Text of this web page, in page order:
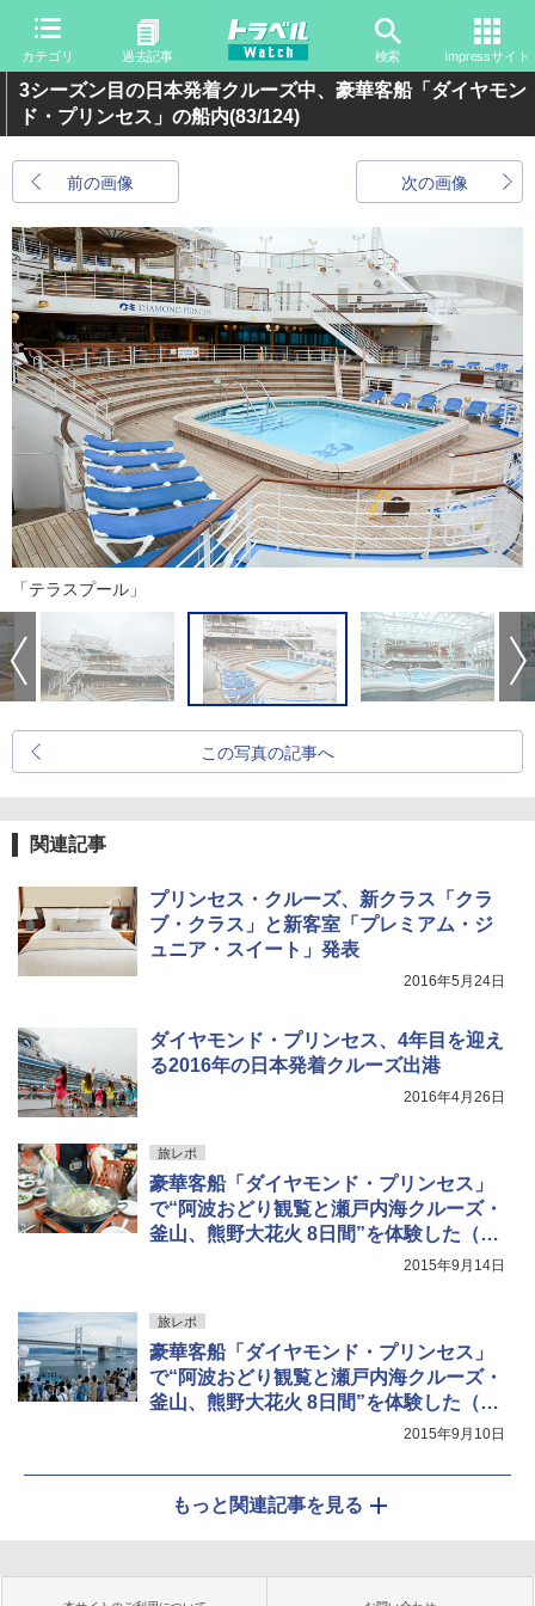
カテゴリ 過去記事 検索 Impressサイト
3シーズン目の日本発着クルーズ中、豪華客船「ダイヤモン
ド・プリンセス」の船内(83/124)
前の画像 次の画像
「テラスプール」
この写真の記事へ
関連記事
プリンセス・クルーズ、新クラス「クラ
ブ・クラス」と新客室「プレミアム・ジ
ュニア・スイート」発表
2016年5月24日
ダイヤモンド・プリンセス、4年目を迎え
る2016年の日本発着クルーズ出港
2016年4月26日
旅レポ
豪華客船「ダイヤモンド・プリンセス」
で“阿波おどり観覧と瀬戸内海クルーズ・
釜山、熊野大花火 8日間”を体験した（後
2015年9月14日
旅レポ
豪華客船「ダイヤモンド・プリンセス」
で“阿波おどり観覧と瀬戸内海クルーズ・
釜山、熊野大花火 8日間”を体験した（前
2015年9月10日
もっと関連記事を見る